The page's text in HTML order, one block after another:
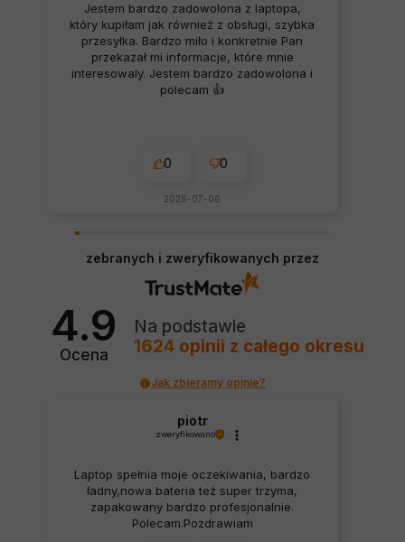
Jestem bardzo zadowolona z laptopa,
który kupiłam jak również z obsługi, szybka
przesyłka. Bardzo miło i konkretnie Pan
przekazał mi informacje, które mnie
interesowaly. Jestem bardzo zadowolona i
polecam 👍️
0 0
2026-07-06
zebranych i zweryfikowanych przez
4.9
Ocena
Na podstawie
1624 opinii z całego okresu
Jak zbieramy opinie?
piotr
zweryfikowano
Laptop spełnia moje oczekiwania, bardzo
ładny,nowa bateria też super trzyma,
zapakowany bardzo profesjonalnie.
Polecam.Pozdrawiam